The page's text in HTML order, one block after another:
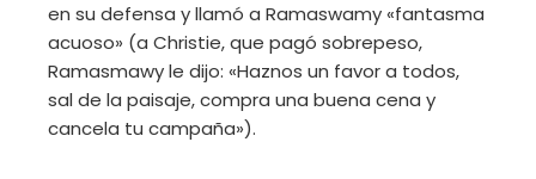
en su defensa y llamó a Ramaswamy «fantasma
acuoso» (a Christie, que pagó sobrepeso,
Ramasmawy le dijo: «Haznos un favor a todos,
sal de la paisaje, compra una buena cena y
cancela tu campaña»).